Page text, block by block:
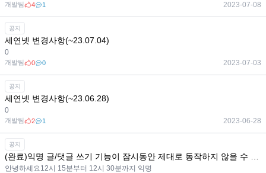
개발팀 4 1 2023-07-08
공지
세연넷 변경사항(~23.07.04)
0
개발팀 0 0 2023-07-03
공지
세연넷 변경사항(~23.06.28)
0
개발팀 2 1 2023-06-28
공지
안녕하세요12시 15분부터 12시 30분까지 익명